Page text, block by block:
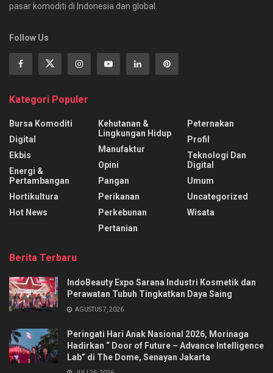
pasar komoditi di Indonesia dan global.
Follow Us
Kategori Populer
Bursa Komoditi
Digital
Ekbis
Energi &
Pertambangan
Hortikultura
Hot News
Kehutanan &
Lingkungan Hidup
Manufaktur
Opini
Pangan
Perikanan
Perkebunan
Pertanian
Peternakan
Profil
Teknologi Dan
Digital
Umum
Uncategorized
Wisata
Berita Terbaru
IndoBeauty Expo Sarana Industri Kosmetik dan
Perawatan Tubuh Tingkatkan Daya Saing
AGUSTUS 7, 2026
Peringati Hari Anak Nasional 2026, Morinaga
Hadirkan “ Door of Future – Advance Intelligence
Lab” di The Dome, Senayan Jakarta